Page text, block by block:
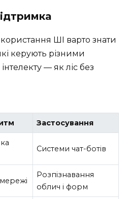
ШІ варто знати
керують різними
— як ліс без
Застосування
Системи чат-ботів
Розпізнавання
облич і форм